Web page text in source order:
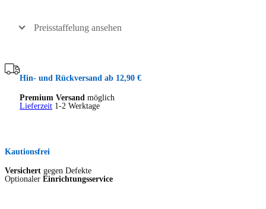
Preisstaffelung ansehen
Hin- und Rückversand ab 12,90 €
Premium Versand möglich
Lieferzeit 1-2 Werktage
Kautionsfrei
Versichert gegen Defekte
Optionaler Einrichtungsservice